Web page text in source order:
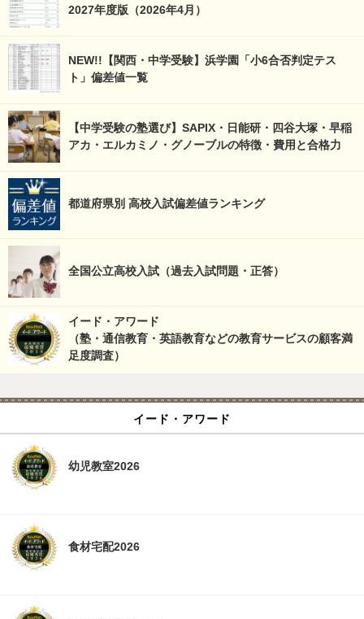
2027年度版（2026年4月）
NEW!!【関西・中学受験】浜学園「小6合否判定テス
ト」偏差値一覧
【中学受験の塾選び】SAPIX・日能研・四谷大塚・早稲
アカ・エルカミノ・グノーブルの特徴・費用と合格力
都道府県別 高校入試偏差値ランキング
全国公立高校入試（過去入試問題・正答）
イード・アワード
（塾・通信教育・英語教育などの教育サービスの顧客満
足度調査）
イード・アワード
幼児教室2026
食材宅配2026